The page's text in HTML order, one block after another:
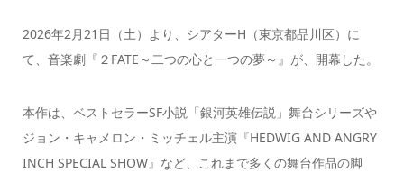
2026年2月21日（土）より、シアターH（東京都品川区）に
て、音楽劇『２FATE～二つの心と一つの夢～』が、開幕した。
本作は、ベストセラーSF小説「銀河英雄伝説」舞台シリーズや
ジョン・キャメロン・ミッチェル主演『HEDWIG AND ANGRY
INCH SPECIAL SHOW』など、これまで多くの舞台作品の脚